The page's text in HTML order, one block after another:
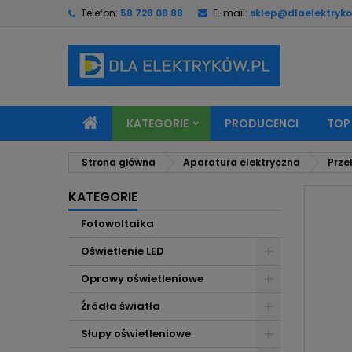
Telefon: 58 728 08 88 E-mail:
KATEGORIE PRODUCENCI
Strona główna Aparatura elektryczna
KATEGORIE
Fotowoltaika
Oświetlenie LED
Oprawy oświetleniowe
Źródła światła
Słupy oświetleniowe